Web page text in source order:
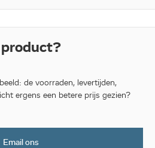
de voorraden, levertijden,
ergens een betere prijs gezien?
Email ons